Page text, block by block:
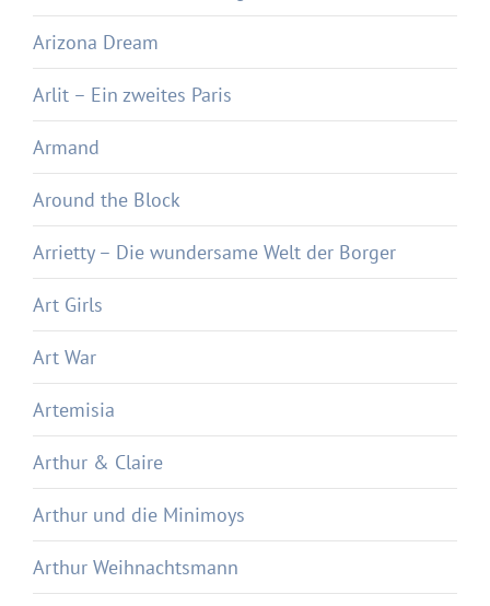
Arizona Dream
Arlit – Ein zweites Paris
Armand
Around the Block
Arrietty – Die wundersame Welt der Borger
Art Girls
Art War
Artemisia
Arthur & Claire
Arthur und die Minimoys
Arthur Weihnachtsmann